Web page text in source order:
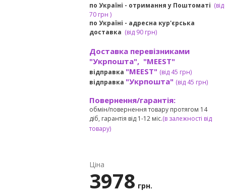
по Україні - отримання у Поштоматі (від
70 грн )
по Україні - адресна кур'єрська
доставка (від90 грн)
Доставка перевізниками
"Укрпошта", "MEEST"
відправка "MEEST" (від 45 грн)
відправка "Укрпошта" (від 45 грн)
Повернення/гарантія:
обмін/повернення товару протягом 14
діб, гарантія від 1-12 міс.(в залежності від
товару)
Ціна
3978 грн.